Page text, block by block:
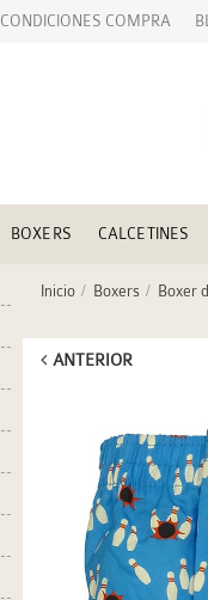
CONDICIONES COMPRA
BOXERS CALCETINES
Inicio Boxers Boxer
ANTERIOR